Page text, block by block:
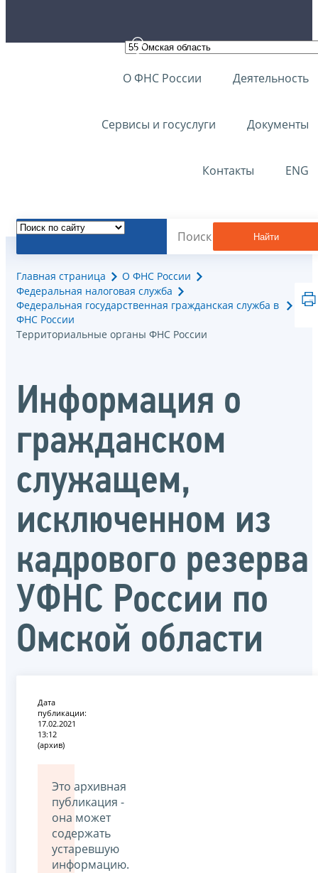
О ФНС России Деятельность
Сервисы и госуслуги Документы
Контакты ENG
Найти
Главная страница
О ФНС России
Федеральная налоговая служба
Федеральная государственная гражданская служба в
ФНС России
Территориальные органы ФНС России
Информация о
гражданском
служащем,
исключенном из
кадрового резерва
УФНС России по
Омской области
Дата
публикации:
17.02.2021
13:12
(архив)
Это архивная
публикация -
она может
содержать
устаревшую
информацию.